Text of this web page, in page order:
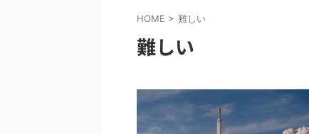
HOME > 難しい
難しい